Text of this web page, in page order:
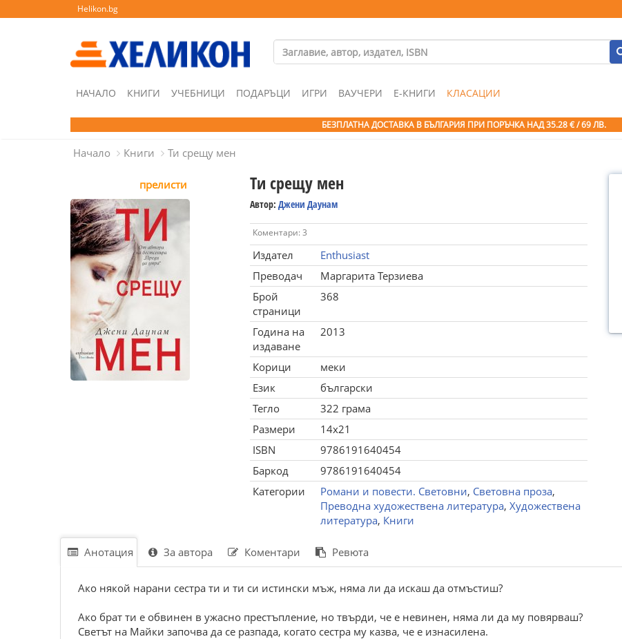
Helikon.bg
НАЧАЛО КНИГИ УЧЕБНИЦИ ПОДАРЪЦИ ИГРИ ВАУЧЕРИ Е-КНИГИ КЛАСАЦИИ
БЕЗПЛАТНА ДОСТАВКА В БЪЛГАРИЯ ПРИ ПОРЪЧКА НАД 35.28 € / 69 ЛВ.
Начало Книги Ти срещу мен
прелисти Ти срещу мен
Автор: Джени Даунам
Коментари: 3
Издател
Enthusiast
Преводач
Маргарита Терзиева
Брой
страници
368
Година на
издаване
2013
Корици
меки
Език
български
Тегло
322 грама
Размери
14x21
ISBN
9786191640454
Баркод
9786191640454
Категории
Романи и повести. Световни, Световна проза,
Преводна художествена литература, Художествена
литература, Книги
Анотация За автора Коментари Ревюта
Ако някой нарани сестра ти и ти си истински мъж, няма ли да искаш да отмъстиш?
Ако брат ти е обвинен в ужасно престъпление, но твърди, че е невинен, няма ли да му повярваш?
Светът на Майки започва да се разпада, когато сестра му казва, че е изнасилена.